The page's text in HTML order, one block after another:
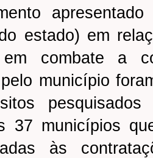
estado) em
combate a
município
37 municípios
às